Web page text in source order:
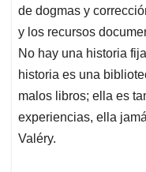
de dogmas y
y los recursos
No hay una historia
historia es una
malos libros; ella es
experiencias, ella
Valéry.